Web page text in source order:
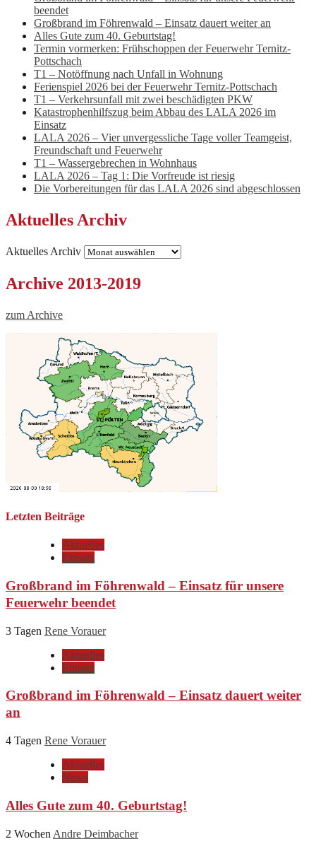
beendet
Großbrand im Föhrenwald – Einsatz dauert weiter an
Alles Gute zum 40. Geburtstag!
Termin vormerken: Frühschoppen der Feuerwehr Ternitz-
Pottschach
T1 – Notöffnung nach Unfall in Wohnung
Ferienspiel 2026 bei der Feuerwehr Ternitz-Pottschach
T1 – Verkehrsunfall mit zwei beschädigten PKW
Katastrophenhilfszug beim Abbau des LALA 2026 im
Einsatz
LALA 2026 – Vier unvergessliche Tage voller Teamgeist,
Freundschaft und Feuerwehr
T1 – Wassergebrechen in Wohnhaus
LALA 2026 – Tag 1: Die Vorfreude ist riesig
Die Vorbereitungen für das LALA 2026 sind abgeschlossen
Aktuelles Archiv
Aktuelles Archiv
Archive 2013-2019
zum Archive
Letzten Beiträge
Aktuelles
Einsatz
Großbrand im Föhrenwald – Einsatz für unsere
Feuerwehr beendet
3 Tagen Rene Vorauer
Aktuelles
Einsatz
Großbrand im Föhrenwald – Einsatz dauert weiter
an
4 Tagen Rene Vorauer
Aktuelles
News
Alles Gute zum 40. Geburtstag!
2 Wochen Andre Deimbacher